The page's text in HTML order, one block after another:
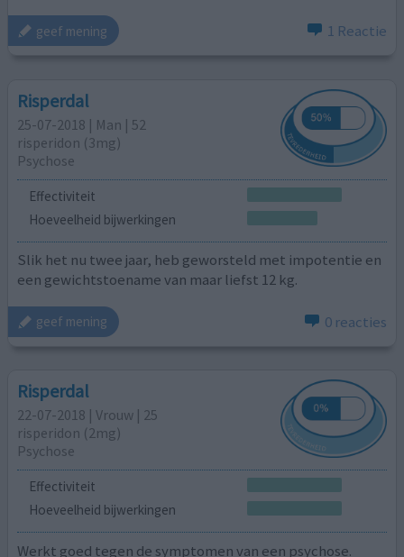
geef mening 1 Reactie
Risperdal
25-07-2018 | Man | 52
risperidon (3mg)
Psychose
Effectiviteit
Hoeveelheid bijwerkingen
Slik het nu twee jaar, heb geworsteld met impotentie en
een gewichtstoename van maar liefst 12 kg.
geef mening 0 reacties
Risperdal
22-07-2018 | Vrouw | 25
risperidon (2mg)
Psychose
Effectiviteit
Hoeveelheid bijwerkingen
Werkt goed tegen de symptomen van een psychose.